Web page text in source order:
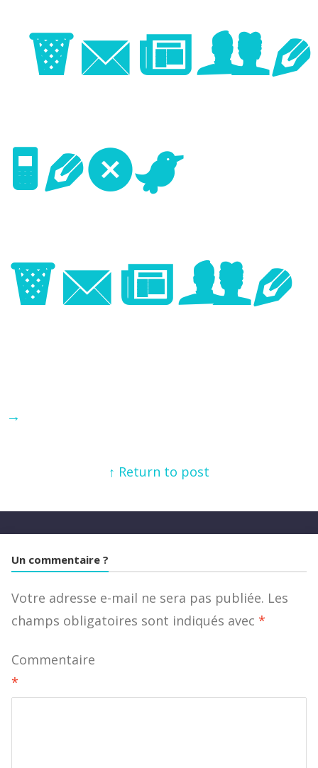
Image
Next
Image
→
↑ Return to post
Un commentaire ?
Votre adresse e-mail ne sera pas publiée. Les
champs obligatoires sont indiqués avec *
Commentaire
*